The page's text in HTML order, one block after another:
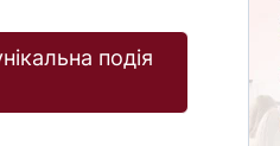
подія